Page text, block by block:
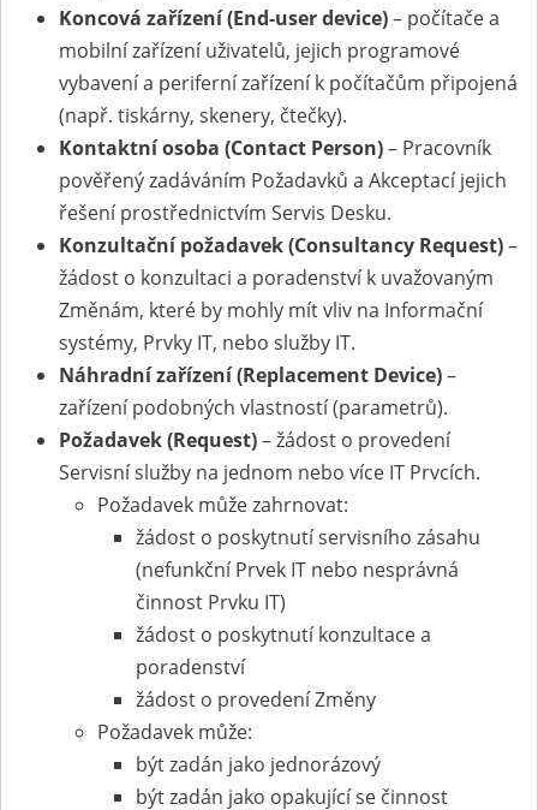
Koncová zařízení (End-user device)– počítače a
mobilní zařízení uživatelů, jejich programové
vybavení a periferní zařízení k počítačům připojená
(např. tiskárny, skenery, čtečky).
Kontaktní osoba (Contact Person)– Pracovník
pověřený zadáváním Požadavků a Akceptací jejich
řešení prostřednictvím Servis Desku.
Konzultační požadavek (Consultancy Request)–
žádost o konzultaci a poradenství k uvažovaným
Změnám, které by mohly mít vliv na Informační
systémy, Prvky IT, nebo služby IT.
Náhradní zařízení (Replacement Device)–
zařízení podobných vlastností (parametrů).
Požadavek (Request)– žádost o provedení
Servisní služby na jednom nebo více IT Prvcích.
Požadavek může zahrnovat:
žádost o poskytnutí servisního zásahu
(nefunkční Prvek IT nebo nesprávná
činnost Prvku IT)
žádost o poskytnutí konzultace a
poradenství
žádost o provedení Změny
Požadavek může:
být zadán jako jednorázový
být zadán jako opakující se činnost